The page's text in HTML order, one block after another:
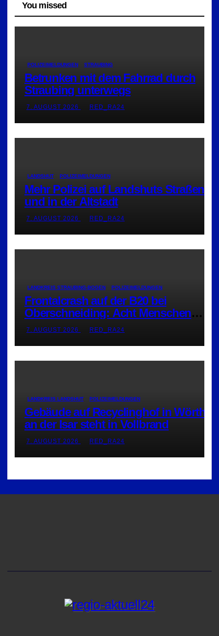
You missed
POLIZEIMELDUNGEN STRAUBING
Betrunken mit dem Fahrrad durch
Straubing unterwegs
7. AUGUST 2026 RED_RA24
LANDSHUT POLIZEIMELDUNGEN
Mehr Polizei auf Landshuts Straßen
und in der Altstadt
7. AUGUST 2026 RED_RA24
LANDKREIS STRAUBING-BOGEN POLIZEIMELDUNGEN
Frontalcrash auf der B20 bei
Oberschneiding: Acht Menschen
verletzt
7. AUGUST 2026 RED_RA24
LANDKREIS LANDSHUT POLIZEIMELDUNGEN
Gebäude auf Recyclinghof in Wörth
an der Isar steht in Vollbrand
7. AUGUST 2026 RED_RA24